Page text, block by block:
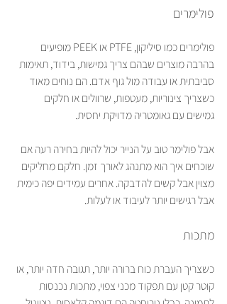
פולימרים
פולימרים כמו סיליקון, PTFE או PEEK מופיעים
בהרבה מוצרים שבהם צריך גמישות, בידוד, תאימות
סביבתית או עבודה מול גוף אדם. הם נוחים מאוד
כשצריך צינוריות, מעטפות, שרוולים או חלקים
גמישים עם גאומטריה מדויקת יחסית.
אבל פולימר טוב על הנייר יכול להיות בחירה רעה אם
שוכחים איך הוא מתנהג לאורך זמן. חלקם מחליקים
מצוין אבל קשים להדבקה. אחרים עמידים יפה כימית
אבל רגישים יותר לעיבוד או לעלות.
מתכות
כשצריך העברת כוח ברורה יותר, תגובה חדה יותר, או
קוטר קטן עם תפקוד מכני צפוי, מתכות נכנסות